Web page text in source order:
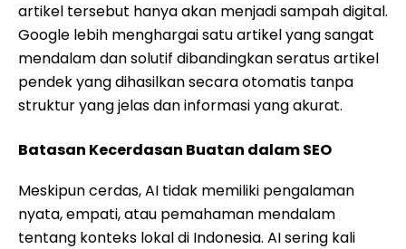
artikel tersebut hanya akan menjadi sampah digital.
Google lebih menghargai satu artikel yang sangat
mendalam dan solutif dibandingkan seratus artikel
pendek yang dihasilkan secara otomatis tanpa
struktur yang jelas dan informasi yang akurat.
Batasan Kecerdasan Buatan dalam SEO
Meskipun cerdas, AI tidak memiliki pengalaman
nyata, empati, atau pemahaman mendalam
tentang konteks lokal di Indonesia. AI sering kali